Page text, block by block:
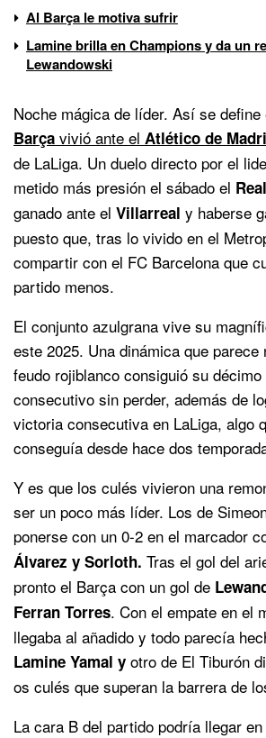
Al Barça le motiva sufrir
Lamine brilla en Champions y da un
Lewandowski
Noche mágica de líder. Así se
Barça vivió ante el Atlético de
de LaLiga. Un duelo directo por el
metido más presión el sábado el
ganado ante el Villarreal y haberse
puesto que, tras lo vivido en el
compartir con el FC Barcelona que
partido menos.
El conjunto azulgrana vive su
este 2025. Una dinámica que parece
feudo rojiblanco consiguió su
consecutivo sin perder, además de
victoria consecutiva en LaLiga, algo
conseguía desde hace dos
Y es que los culés vivieron una
ser un poco más líder. Los de
ponerse con un 0-2 en el marcador
Álvarez y Sorloth. Tras el gol del
pronto el Barça con un gol de
Ferran Torres. Con el empate en el
llegaba al añadido y todo parecía
Lamine Yamal y otro de El Tiburón
os culés que superan la barrera de
La cara B del partido podría llegar